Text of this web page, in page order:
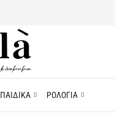
ΠΑΙΔΙΚΑ ΡΟΛΟΓΙΑ